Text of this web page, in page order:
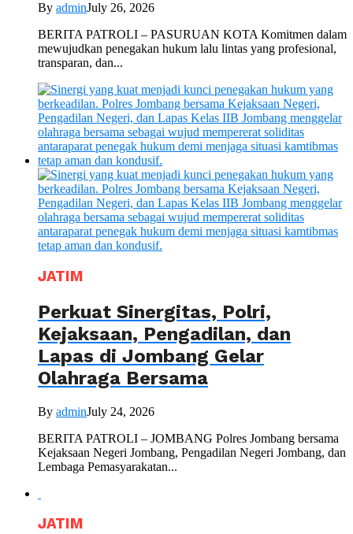
By adminJuly 26, 2026
BERITA PATROLI – PASURUAN KOTA Komitmen dalam
mewujudkan penegakan hukum lalu lintas yang profesional,
transparan, dan...
JATIM
Perkuat Sinergitas, Polri,
Kejaksaan, Pengadilan, dan
Lapas di Jombang Gelar
Olahraga Bersama
By adminJuly 24, 2026
BERITA PATROLI – JOMBANG Polres Jombang bersama
Kejaksaan Negeri Jombang, Pengadilan Negeri Jombang, dan
Lembaga Pemasyarakatan...
JATIM